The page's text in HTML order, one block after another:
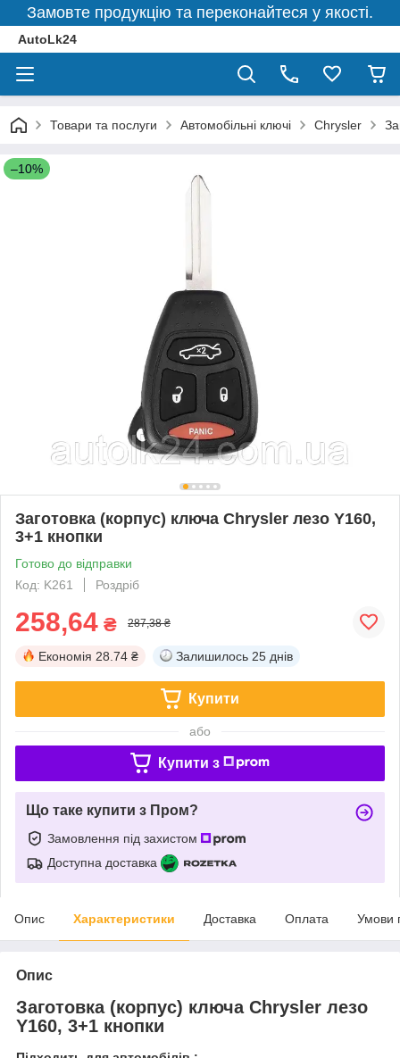
Замовте продукцію та переконайтеся у якості.
AutoLk24
Товари та послуги Автомобільні ключі Chrysler
–10%
Заготовка (корпус) ключа Chrysler лезо Y160,
3+1 кнопки
Готово до відправки
Код: K261
Роздріб
258,64 ₴ 287,38 ₴
Економія 28.74 ₴ Залишилось 25 днів
Купити
або
Купити з
Що таке купити з Пром?
Замовлення під захистом
Доступна доставка
Опис Характеристики Доставка Оплата Умови
Опис
Заготовка (корпус) ключа Chrysler лезо
Y160, 3+1 кнопки